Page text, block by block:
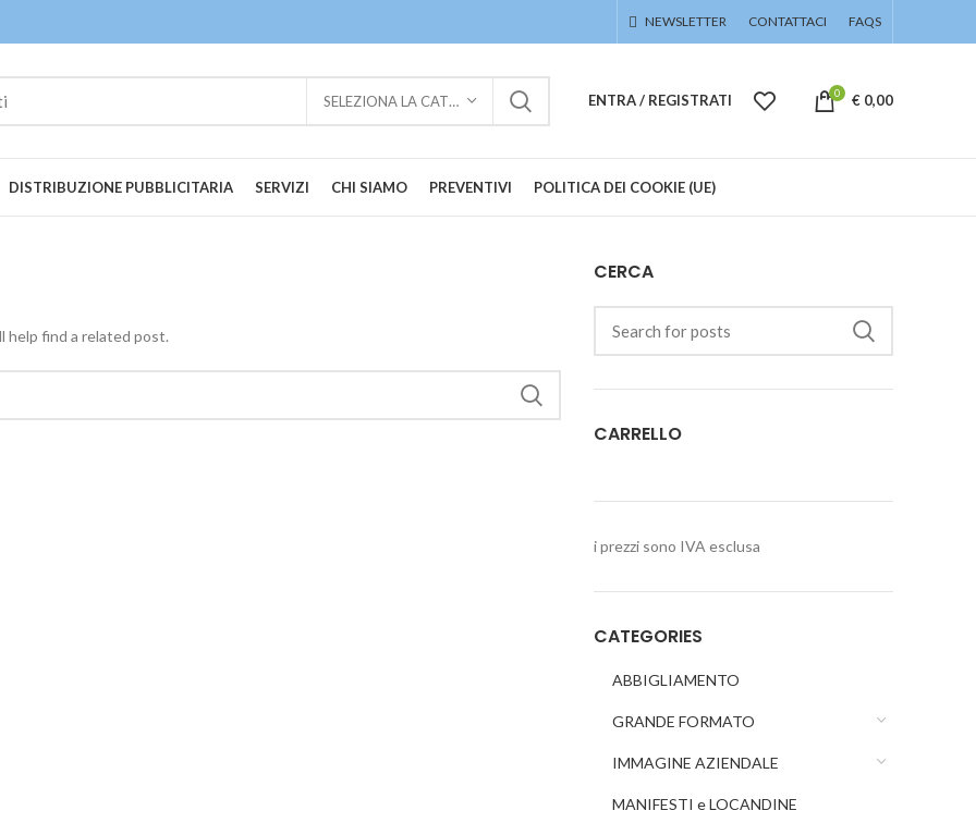
NEWSLETTER CONTATTACI FAQS
SELEZIONA LA CATEGORIA ENTRA / REGISTRATI 0 € 0,00
DISTRIBUZIONE PUBBLICITARIA SERVIZI CHI SIAMO PREVENTIVI POLITICA DEI COOKIE (UE)
help find a related post.
CERCA
CARRELLO
i prezzi sono IVA esclusa
CATEGORIES
ABBIGLIAMENTO
GRANDE FORMATO
IMMAGINE AZIENDALE
MANIFESTI e LOCANDINE